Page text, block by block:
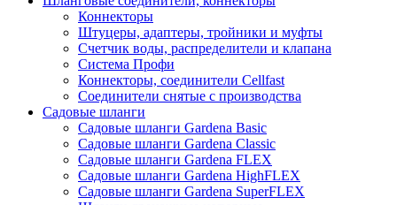
Коннекторы
Штуцеры, адаптеры, тройники и муфты
Счетчик воды, распределители и клапана
Система Профи
Коннекторы, соединители Cellfast
Соединители снятые с производства
Садовые шланги
Садовые шланги Gardena Basic
Садовые шланги Gardena Classic
Садовые шланги Gardena FLEX
Садовые шланги Gardena HighFLEX
Садовые шланги Gardena SuperFLEX